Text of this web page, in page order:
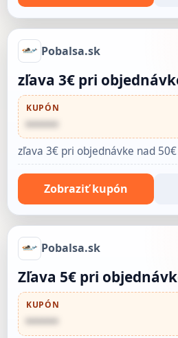
Pobalsa.sk
zľava 3€ pri
KUPÓN
••••••
zľava 3€ pri objednávke nad 50€
Zobraziť kupón
Pobalsa.sk
Zľava 5€ pri
KUPÓN
••••••